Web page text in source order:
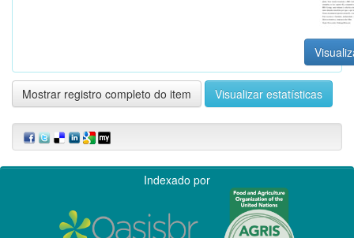
Mostrar registro completo do item Visualizar estatísticas
Indexado por